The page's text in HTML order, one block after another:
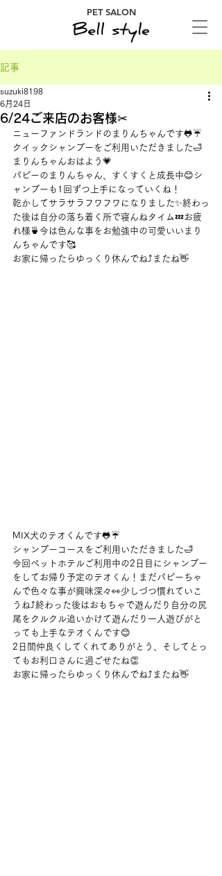
PET SALON
記事
6/24ご来店のお客様✂
suzuki8198
6月24日
ニューファンドランドのまりんちゃんです🐸☔
クイックシャンプーをご利用いただきました🛁
まりんちゃんおはよう💗
パピーのまりんちゃん、すくすくと成長中😊シ
ャンプーも1回ずつ上手になっていくね！
乾かしてサラサラフワフワになりました✨終わっ
た後は自分の落ち着く所で寝んねタイム💤お疲
れ様🍵今は色んな事をお勉強中の可愛いいまり
んちゃんです🥰
お家に帰ったらゆっくり休んでね⤴またね👋
MIX犬のテオくんです🐸☔
シャンプーコースをご利用いただきました🛁
今回ペットホテルご利用中の2日目にシャンプー
をしてお帰り予定のテオくん！まだパピーちゃ
んで色々な事が興味深々👀少しづつ慣れていこ
うね⤴終わった後はおもちゃで遊んだり自分の尻
尾をクルクル追いかけて遊んだり一人遊びがと
っても上手なテオくんです😊
2日間仲良くしてくれてありがとう、そしてとっ
てもお利口さんに過ごせたね👏
お家に帰ったらゆっくり休んでね⤴またね👋